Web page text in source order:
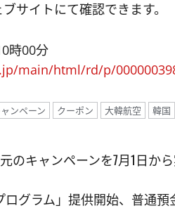
サイトにて確認できます。
時00分
main/html/rd/p/
ンペーン クーポン 大韓航空 韓国
のキャンペーンを7月1日か
グラム」提供開始、普通預